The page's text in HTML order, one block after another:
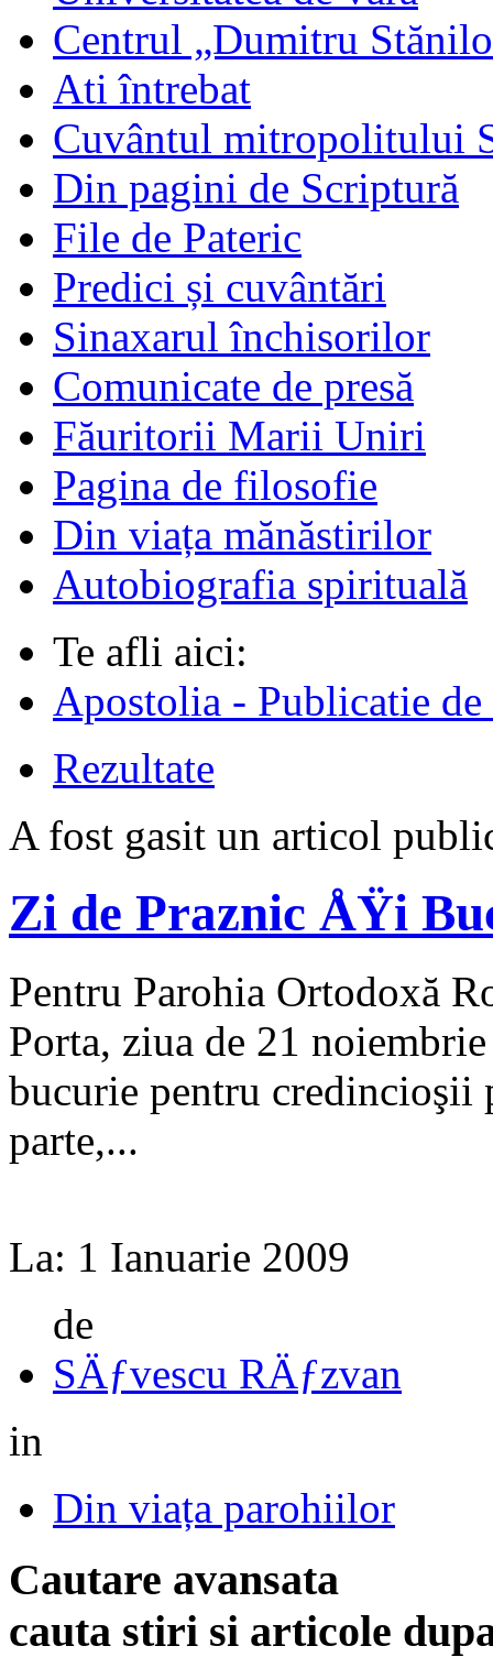
Centrul „Dumitru
Ati întrebat
Cuvântul mitropolitului
Din pagini de Scriptură
File de Pateric
Predici și cuvântări
Sinaxarul închisorilor
Comunicate de presă
Făuritorii Marii Uniri
Pagina de filosofie
Din viața mănăstirilor
Autobiografia spirituală
Te afli aici:
Apostolia - Publicatie
Rezultate
A fost gasit un articol
Zi de Praznic ÅŸi
Pentru Parohia Ortodoxă
Porta, ziua de 21
bucurie pentru credincioşii
parte,...
La: 1 Ianuarie 2009
de
SÄƒvescu RÄƒzvan
in
Din viața parohiilor
Cautare avansata
cauta stiri si articole